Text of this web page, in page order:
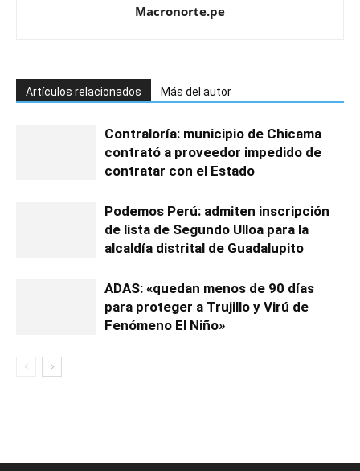
Macronorte.pe
Artículos relacionados Más del autor
Contraloría: municipio de Chicama
contrató a proveedor impedido de
contratar con el Estado
Podemos Perú: admiten inscripción
de lista de Segundo Ulloa para la
alcaldía distrital de Guadalupito
ADAS: «quedan menos de 90 días
para proteger a Trujillo y Virú de
Fenómeno El Niño»